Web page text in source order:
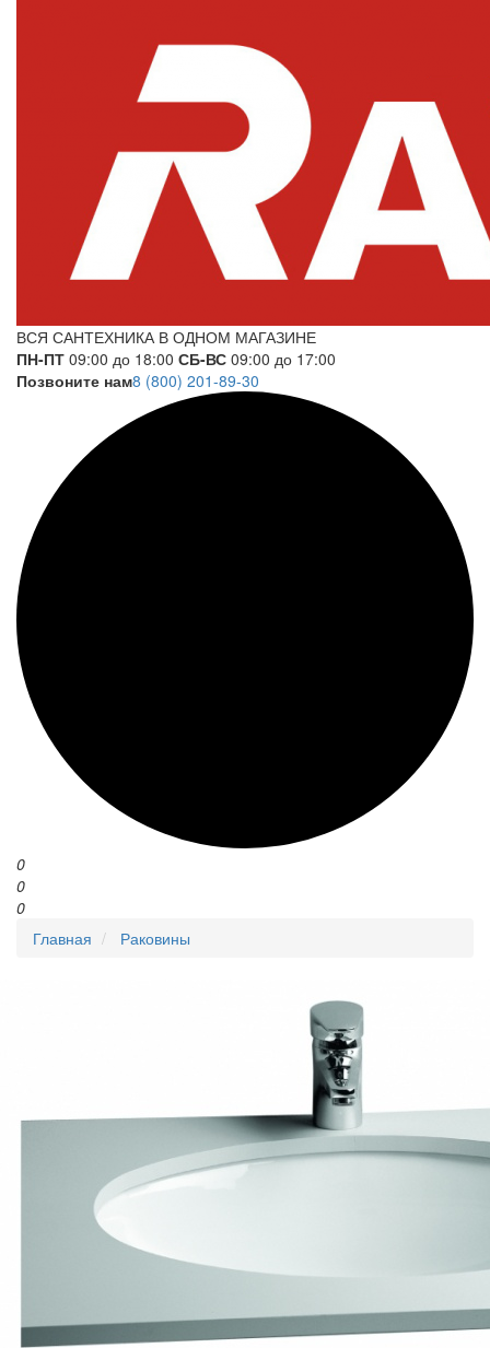
ВСЯ САНТЕХНИКА В ОДНОМ МАГАЗИНЕ
ПН-ПТ 09:00 до 18:00 СБ-ВС 09:00 до 17:00
Позвоните нам8 (800) 201-89-30
0
0
0
Главная
Раковины